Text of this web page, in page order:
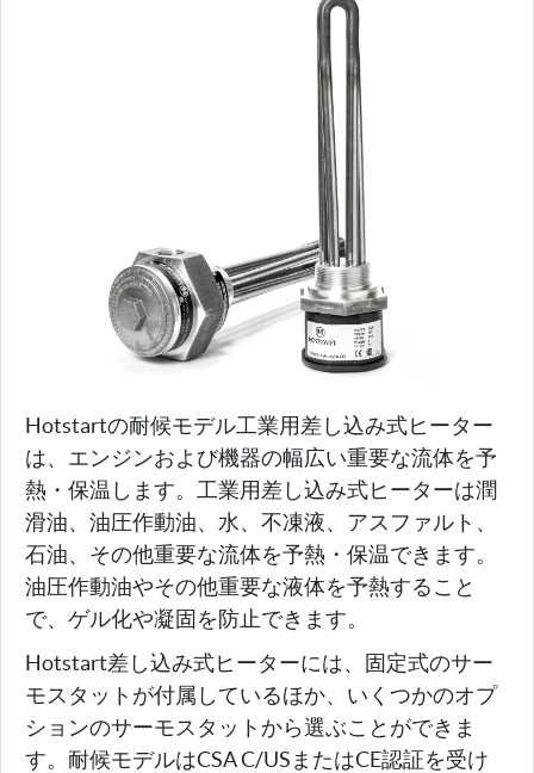
Hotstartの耐候モデル工業用差し込み式ヒーター
は、エンジンおよび機器の幅広い重要な流体を予
熱・保温します。工業用差し込み式ヒーターは潤
滑油、油圧作動油、水、不凍液、アスファルト、
石油、その他重要な流体を予熱・保温できます。
油圧作動油やその他重要な液体を予熱すること
で、ゲル化や凝固を防止できます。
Hotstart差し込み式ヒーターには、固定式のサー
モスタットが付属しているほか、いくつかのオプ
ションのサーモスタットから選ぶことができま
す。耐候モデルはCSA C/USまたはCE認証を受け